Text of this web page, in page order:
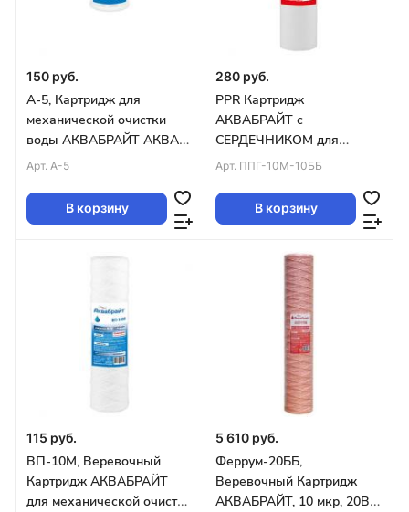
150 руб.
А-5, Картридж для
механической очистки
воды АКВАБРАЙТ АКВА
NET,пластик. сетка. 70мкн,
Арт. А-5
В корзину
280 руб.
PPR Картридж
АКВАБРАЙТ с
СЕРДЕЧНИКОМ для
мех.оч. гор.воды 10
Арт. ППГ-10М-10ББ
В корзину
115 руб.
ВП-10М, Веревочный
Картридж АКВАБРАЙТ
для механической очистки
5 610 руб.
Феррум-20ББ,
Веревочный Картридж
АКВАБРАЙТ, 10 мкр, 20BB.